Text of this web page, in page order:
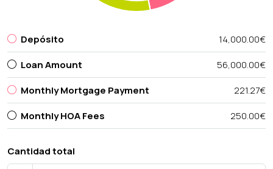
Depósito
14,000.00€
Loan Amount
56,000.00€
Monthly Mortgage Payment
221.27€
Monthly HOA Fees
250.00€
Cantidad total